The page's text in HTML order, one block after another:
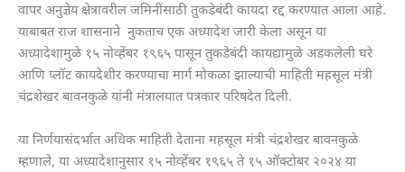
वापर अनुज्ञेय क्षेत्रावरील जमिनींसाठी तुकडेबंदी कायदा रद्द करण्यात आला आहे.
याबाबत राज शासनाने नुकताच एक अध्यादेश जारी केला असून या
अध्यादेशामुळे १५ नोव्हेंबर १९६५ पासून तुकडेबंदी कायद्यामुळे अडकलेली घरे
आणि प्लॉट कायदेशीर करण्याचा मार्ग मोकळा झाल्याची माहिती महसूल मंत्री
चंद्रशेखर बावनकुळे यांनी मंत्रालयात पत्रकार परिषदेत दिली.
या निर्णयासंदर्भात अधिक माहिती देताना महसूल मंत्री चंद्रशेखर बावनकुळे
म्हणाले, या अध्यादेशानुसार १५ नोव्हेंबर १९६५ ते १५ ऑक्टोबर २०२४ या